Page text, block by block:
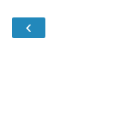
‹